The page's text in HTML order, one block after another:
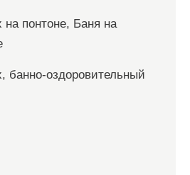
на понтоне, Баня на
банно-оздоровительный